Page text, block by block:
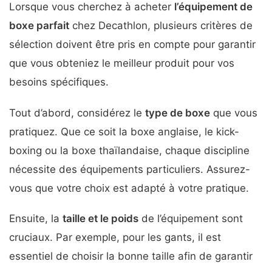
Lorsque vous cherchez à acheter l’équipement de
boxe parfait chez Decathlon, plusieurs critères de
sélection doivent être pris en compte pour garantir
que vous obteniez le meilleur produit pour vos
besoins spécifiques.
Tout d’abord, considérez le type de boxe que vous
pratiquez. Que ce soit la boxe anglaise, le kick-
boxing ou la boxe thaïlandaise, chaque discipline
nécessite des équipements particuliers. Assurez-
vous que votre choix est adapté à votre pratique.
Ensuite, la taille et le poids de l’équipement sont
cruciaux. Par exemple, pour les gants, il est
essentiel de choisir la bonne taille afin de garantir